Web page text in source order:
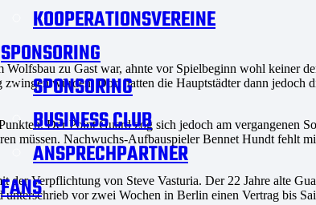
KOOPERATIONSVEREINE
SPONSORING
SPONSORING
BUSINESS CLUB
ANSPRECHPARTNER
FANS
zu Gast war, ahnte vor Spielbeginn wohl keiner
würden. Dort hatten die Hauptstädter dann
Der Point Guard zog sich jedoch am vergangenen
müssen. Nachwuchs-Aufbauspieler Bennet Hundt fehlt
Verpflichtung von Steve Vasturia. Der 22 Jahre alte
vor zwei Wochen in Berlin einen Vertrag bis